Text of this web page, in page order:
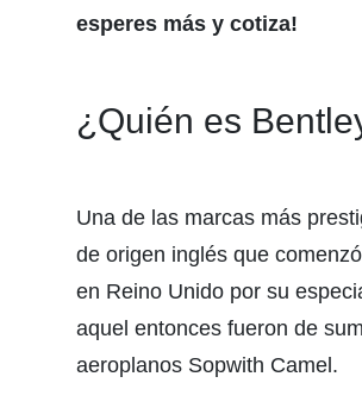
esperes más y cotiza!
¿Quién es
Una de las marcas más
de origen inglés que
en Reino Unido por su
aquel entonces fueron de
aeroplanos Sopwith Camel.